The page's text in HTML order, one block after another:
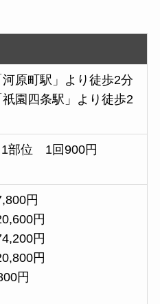
河原町駅」より徒歩2分
祇園四条駅」より徒歩2
1部位 1回900円
円
円
円
円
円